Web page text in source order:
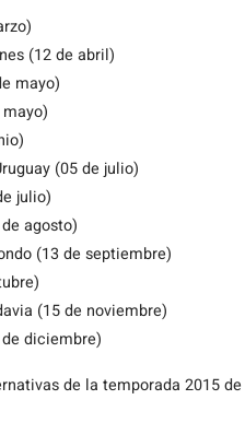
(12 de abril)
mayo)
(05 de julio)
julio)
agosto)
(13 de septiembre)
(15 de noviembre)
diciembre)
de la temporada 2015